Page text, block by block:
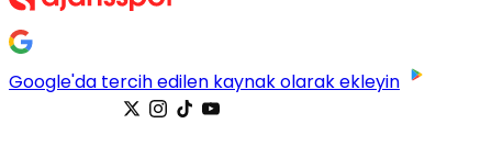
Google'da tercih edilen kaynak olarak ekleyin